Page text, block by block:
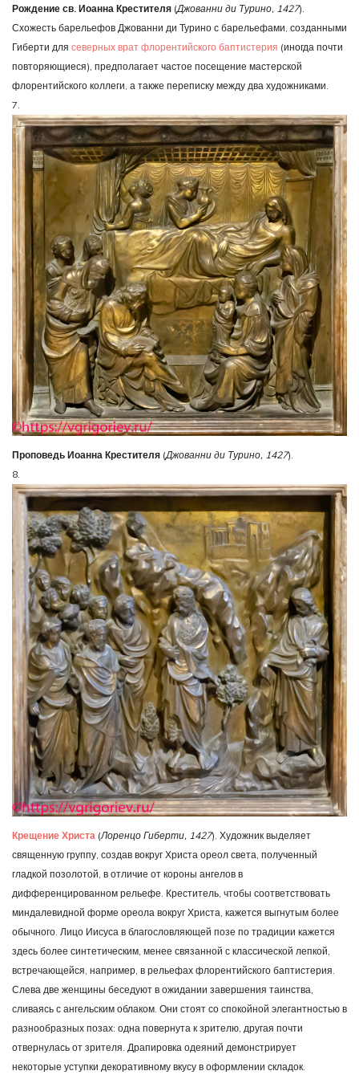
Рождение св. Иоанна Крестителя (Джованни ди Турино, 1427).
Схожесть барельефов Джованни ди Турино с барельефами, созданными
Гиберти для северных врат флорентийского баптистерия (иногда почти
повторяющиеся), предполагает частое посещение мастерской
флорентийского коллеги, а также переписку между два художниками.
7.
Проповедь Иоанна Крестителя (Джованни ди Турино, 1427).
8.
Крещение Христа (Лоренцо Гиберти, 1427). Художник выделяет
священную группу, создав вокруг Христа ореол света, полученный
гладкой позолотой, в отличие от короны ангелов в
дифференцированном рельефе. Креститель, чтобы соответствовать
миндалевидной форме ореола вокруг Христа, кажется выгнутым более
обычного. Лицо Иисуса в благословляющей позе по традиции кажется
здесь более синтетическим, менее связанной с классической лепкой,
встречающейся, например, в рельефах флорентийского баптистерия.
Слева две женщины беседуют в ожидании завершения таинства,
сливаясь с ангельским облаком. Они стоят со спокойной элегантностью в
разнообразных позах: одна повернута к зрителю, другая почти
отвернулась от зрителя. Драпировка одеяний демонстрирует
некоторые уступки декоративному вкусу в оформлении складок.